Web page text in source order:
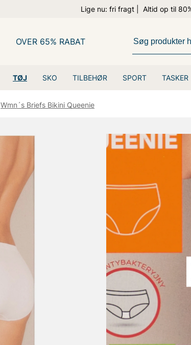
Lige nu: fri fragt | Altid op til
TØJ SKO TILBEHØR SPORT TASKER
OVER 65% RABAT
Wmn´s Briefs Bikini Queenie